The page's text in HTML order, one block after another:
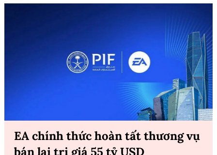
EA chính thức hoàn tất thương vụ
bán lại trị giá 55 tỷ USD